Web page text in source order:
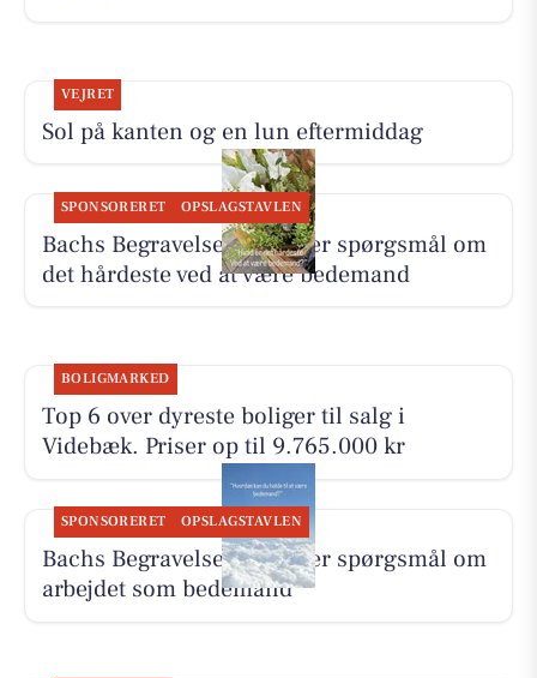
VEJRET
Sol på kanten og en lun eftermiddag
SPONSORERET OPSLAGSTAVLEN
Bachs Begravelser besvarer spørgsmål om
det hårdeste ved at være bedemand
BOLIGMARKED
Top 6 over dyreste boliger til salg i
Videbæk. Priser op til 9.765.000 kr
SPONSORERET OPSLAGSTAVLEN
Bachs Begravelser besvarer spørgsmål om
arbejdet som bedemand